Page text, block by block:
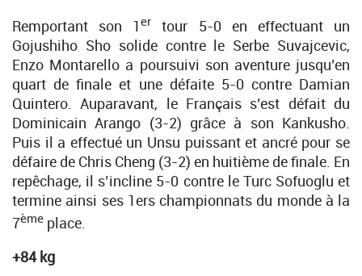
Remportant son 1er
tour 5-0 en effectuant un
Gojushiho Sho solide contre le Serbe Suvajcevic,
Enzo Montarello a poursuivi son aventure jusqu’en
quart de finale et une défaite 5-0 contre Damian
Quintero. Auparavant, le Français s’est défait du
Dominicain Arango (3-2) grâce à son Kankusho.
Puis il a effectué un Unsu puissant et ancré pour se
défaire de Chris Cheng (3-2) en huitième de finale. En
repêchage, il s’incline 5-0 contre le Turc Sofuoglu et
termine ainsi ses 1ers championnats du monde à la
7ème place.
+84 kg